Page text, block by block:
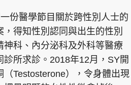
份醫學節目關於跨性別人士的
得知性別認同與出生的性別
科、內分泌科及外科等醫療
所求診。2018年12月，SY開
Testosterone），令身體出現